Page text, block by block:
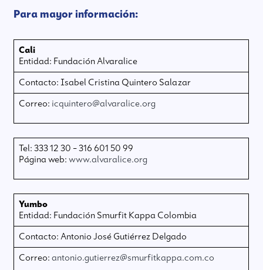
Para mayor información:
Cali
Entidad: Fundación Alvaralice
Contacto: Isabel Cristina Quintero Salazar
Correo: icquintero@alvaralice.org
Tel: 333 12 30 – 316 601 50 99
Página web:www.alvaralice.org
Yumbo
Entidad: Fundación Smurfit Kappa Colombia
Contacto: Antonio José Gutiérrez Delgado
Correo:antonio.gutierrez@smurfitkappa.com.co